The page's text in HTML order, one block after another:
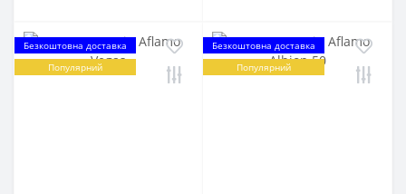
Безкоштовна доставка
Популярний
Безкоштовна доставка
Популярний